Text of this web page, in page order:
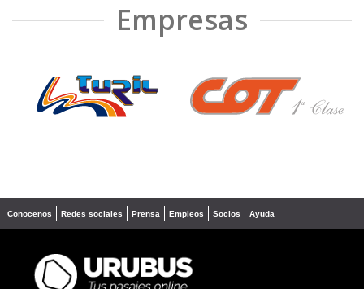
Empresas
❮ ❯
Conocenos Redes sociales Prensa Empleos Socios Ayuda